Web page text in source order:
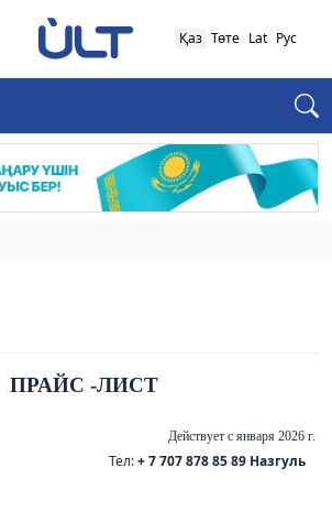
Қаз Төте Lat Рус
ПРАЙС -ЛИСТ
Действует с января 2026 г.
Тел: + 7 707 878 85 89 Назгуль